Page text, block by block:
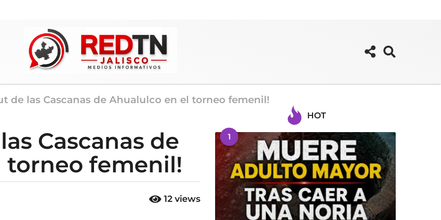
de las Cascanas de Ahualulco en el torneo femenil!
Cascanas de
torneo femenil!
12 views
HOT
1